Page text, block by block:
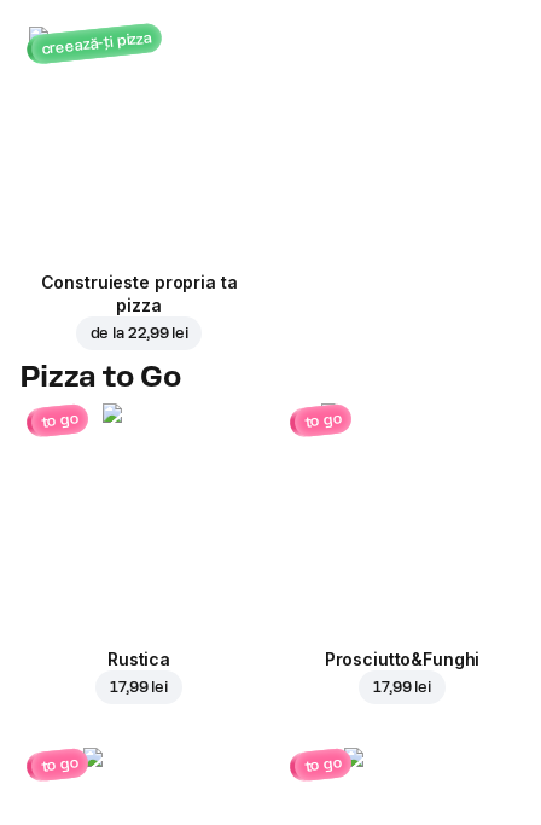
creează-ți pizza
Construieste propria ta
pizza
de la 22,99 lei
Pizza to Go
to go
Rustica
17,99 lei
to go
Prosciutto&Funghi
17,99 lei
to go to go